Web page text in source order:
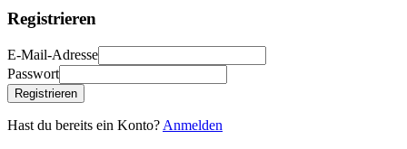
Registrieren
E-Mail-Adresse
Passwort
Registrieren
Hast du bereits ein Konto? Anmelden